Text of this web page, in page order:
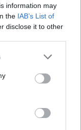
information may
the IAB’s List of
disclose it to other